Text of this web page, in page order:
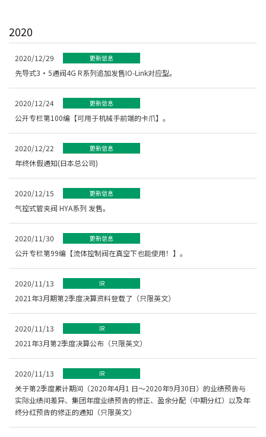
2020
2020/12/29 更新信息
先导式3・5通阀4G R系列追加发售IO-Link对应型。
2020/12/24 更新信息
公开专栏第100编【可用于机械手前端的卡爪】。
2020/12/22 更新信息
年终休假通知(日本总公司)
2020/12/15 更新信息
气控式管夹阀 HYA系列 发售。
2020/11/30 更新信息
公开专栏第99编【流体控制阀在真空下也能使用！】。
2020/11/13 IR
2021年3月期第2季度决算资料登载了（只限英文）
2020/11/13 IR
2021年3月第2季度决算公布（只限英文）
2020/11/13 IR
关于第2季度累计期间（2020年4月1 日～2020年9月30日）的业绩预告与
实际业绩间差异、集团年度业绩预告的修正、盈余分配（中期分红）以及年
终分红预告的修正的通知（只限英文）